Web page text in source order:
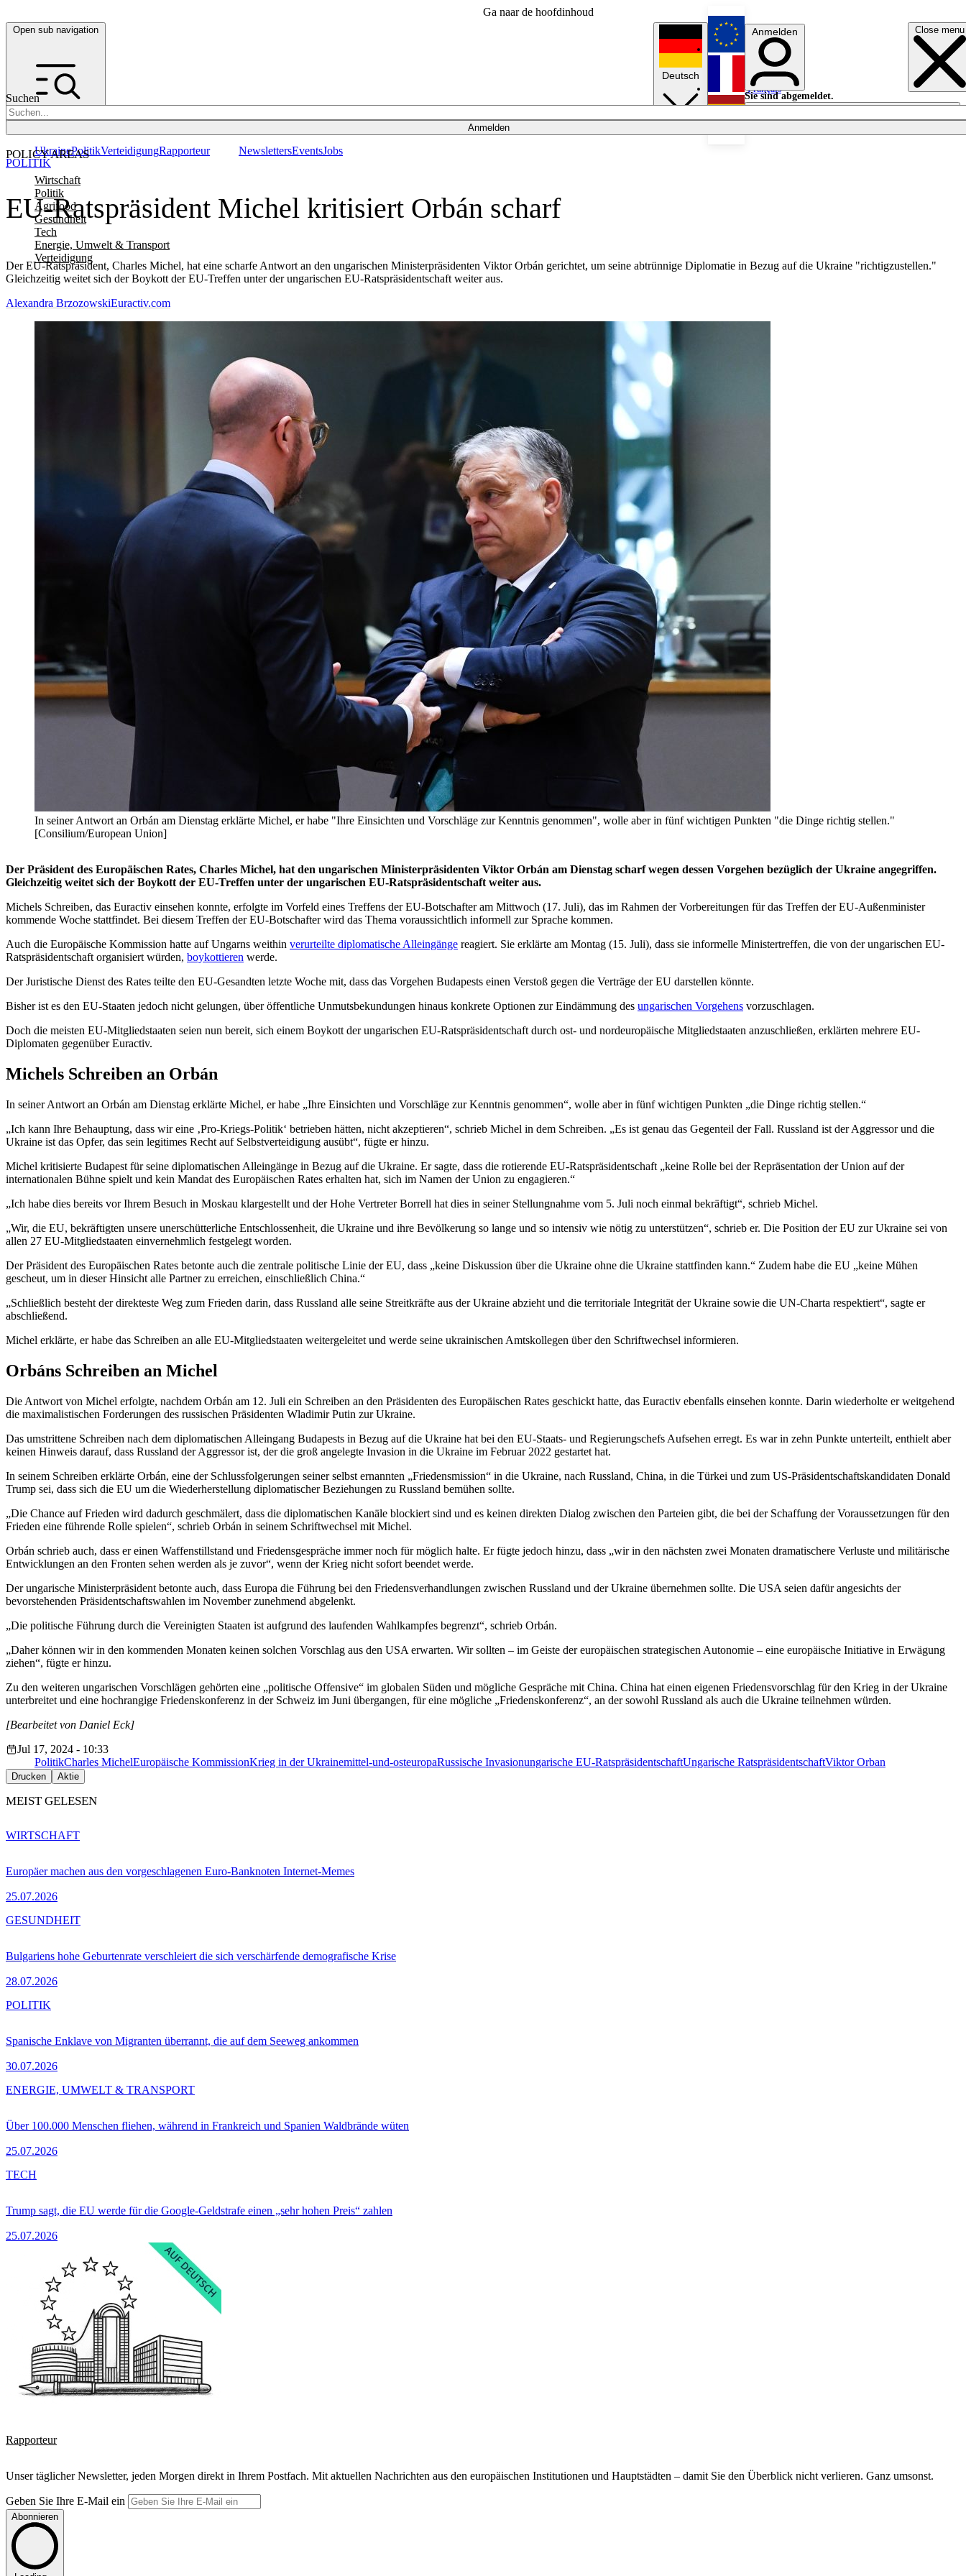
Ga naar de hoofdinhoud
Open sub navigation Close menu
Suchen
Anmelden
POLICY AREAS
Wirtschaft
Politik
Agrifood
Gesundheit
Tech
Energie, Umwelt & Transport
Verteidigung
UkrainePolitikVerteidigungRapporteur NewslettersEventsJobs
Deutsch
English
Français
Anmelden
Sie sind abgemeldet.
Anmelden
Licht aus
EU-Ratspräsident Michel kritisiert Orbán scharf
Der EU-Ratspräsident, Charles Michel, hat eine scharfe Antwort an den ungarischen Ministerpräsidenten Viktor Orbán gerichtet, um seine abtrünnige Diplomatie in Bezug auf die Ukraine "richtigzustellen."
Gleichzeitig weitet sich der Boykott der EU-Treffen unter der ungarischen EU-Ratspräsidentschaft weiter aus.
POLITIK
Alexandra BrzozowskiEuractiv.com
In seiner Antwort an Orbán am Dienstag erklärte Michel, er habe "Ihre Einsichten und Vorschläge zur Kenntnis genommen", wolle aber in fünf wichtigen Punkten "die Dinge richtig stellen."
[Consilium/European Union]
Der Präsident des Europäischen Rates, Charles Michel, hat den ungarischen Ministerpräsidenten Viktor Orbán am Dienstag scharf wegen dessen Vorgehen bezüglich der Ukraine angegriffen.
Gleichzeitig weitet sich der Boykott der EU-Treffen unter der ungarischen EU-Ratspräsidentschaft weiter aus.
Michels Schreiben, das Euractiv einsehen konnte, erfolgte im Vorfeld eines Treffens der EU-Botschafter am Mittwoch (17. Juli), das im Rahmen der Vorbereitungen für das Treffen der EU-Außenminister
kommende Woche stattfindet. Bei diesem Treffen der EU-Botschafter wird das Thema voraussichtlich informell zur Sprache kommen.
Auch die Europäische Kommission hatte auf Ungarns weithin verurteilte diplomatische Alleingänge reagiert. Sie erklärte am Montag (15. Juli), dass sie informelle Ministertreffen, die von der ungarischen EU-
Ratspräsidentschaft organisiert würden, boykottieren werde.
Der Juristische Dienst des Rates teilte den EU-Gesandten letzte Woche mit, dass das Vorgehen Budapests einen Verstoß gegen die Verträge der EU darstellen könnte.
Bisher ist es den EU-Staaten jedoch nicht gelungen, über öffentliche Unmutsbekundungen hinaus konkrete Optionen zur Eindämmung des ungarischen Vorgehens vorzuschlagen.
Doch die meisten EU-Mitgliedstaaten seien nun bereit, sich einem Boykott der ungarischen EU-Ratspräsidentschaft durch ost- und nordeuropäische Mitgliedstaaten anzuschließen, erklärten mehrere EU-
Diplomaten gegenüber Euractiv.
Michels Schreiben an Orbán
In seiner Antwort an Orbán am Dienstag erklärte Michel, er habe „Ihre Einsichten und Vorschläge zur Kenntnis genommen“, wolle aber in fünf wichtigen Punkten „die Dinge richtig stellen.“
„Ich kann Ihre Behauptung, dass wir eine ‚Pro-Kriegs-Politik‘ betrieben hätten, nicht akzeptieren“, schrieb Michel in dem Schreiben. „Es ist genau das Gegenteil der Fall. Russland ist der Aggressor und die
Ukraine ist das Opfer, das sein legitimes Recht auf Selbstverteidigung ausübt“, fügte er hinzu.
Michel kritisierte Budapest für seine diplomatischen Alleingänge in Bezug auf die Ukraine. Er sagte, dass die rotierende EU-Ratspräsidentschaft „keine Rolle bei der Repräsentation der Union auf der
internationalen Bühne spielt und kein Mandat des Europäischen Rates erhalten hat, sich im Namen der Union zu engagieren.“
„Ich habe dies bereits vor Ihrem Besuch in Moskau klargestellt und der Hohe Vertreter Borrell hat dies in seiner Stellungnahme vom 5. Juli noch einmal bekräftigt“, schrieb Michel.
„Wir, die EU, bekräftigten unsere unerschütterliche Entschlossenheit, die Ukraine und ihre Bevölkerung so lange und so intensiv wie nötig zu unterstützen“, schrieb er. Die Position der EU zur Ukraine sei von
allen 27 EU-Mitgliedstaaten einvernehmlich festgelegt worden.
Der Präsident des Europäischen Rates betonte auch die zentrale politische Linie der EU, dass „keine Diskussion über die Ukraine ohne die Ukraine stattfinden kann.“ Zudem habe die EU „keine Mühen
gescheut, um in dieser Hinsicht alle Partner zu erreichen, einschließlich China.“
„Schließlich besteht der direkteste Weg zum Frieden darin, dass Russland alle seine Streitkräfte aus der Ukraine abzieht und die territoriale Integrität der Ukraine sowie die UN-Charta respektiert“, sagte er
abschließend.
Michel erklärte, er habe das Schreiben an alle EU-Mitgliedstaaten weitergeleitet und werde seine ukrainischen Amtskollegen über den Schriftwechsel informieren.
Orbáns Schreiben an Michel
Die Antwort von Michel erfolgte, nachdem Orbán am 12. Juli ein Schreiben an den Präsidenten des Europäischen Rates geschickt hatte, das Euractiv ebenfalls einsehen konnte. Darin wiederholte er weitgehend
die maximalistischen Forderungen des russischen Präsidenten Wladimir Putin zur Ukraine.
Das umstrittene Schreiben nach dem diplomatischen Alleingang Budapests in Bezug auf die Ukraine hat bei den EU-Staats- und Regierungschefs Aufsehen erregt. Es war in zehn Punkte unterteilt, enthielt aber
keinen Hinweis darauf, dass Russland der Aggressor ist, der die groß angelegte Invasion in die Ukraine im Februar 2022 gestartet hat.
In seinem Schreiben erklärte Orbán, eine der Schlussfolgerungen seiner selbst ernannten „Friedensmission“ in die Ukraine, nach Russland, China, in die Türkei und zum US-Präsidentschaftskandidaten Donald
Trump sei, dass sich die EU um die Wiederherstellung diplomatischer Beziehungen zu Russland bemühen sollte.
„Die Chance auf Frieden wird dadurch geschmälert, dass die diplomatischen Kanäle blockiert sind und es keinen direkten Dialog zwischen den Parteien gibt, die bei der Schaffung der Voraussetzungen für den
Frieden eine führende Rolle spielen“, schrieb Orbán in seinem Schriftwechsel mit Michel.
Orbán schrieb auch, dass er einen Waffenstillstand und Friedensgespräche immer noch für möglich halte. Er fügte jedoch hinzu, dass „wir in den nächsten zwei Monaten dramatischere Verluste und militärische
Entwicklungen an den Fronten sehen werden als je zuvor“, wenn der Krieg nicht sofort beendet werde.
Der ungarische Ministerpräsident betonte auch, dass Europa die Führung bei den Friedensverhandlungen zwischen Russland und der Ukraine übernehmen sollte. Die USA seien dafür angesichts der
bevorstehenden Präsidentschaftswahlen im November zunehmend abgelenkt.
„Die politische Führung durch die Vereinigten Staaten ist aufgrund des laufenden Wahlkampfes begrenzt“, schrieb Orbán.
„Daher können wir in den kommenden Monaten keinen solchen Vorschlag aus den USA erwarten. Wir sollten – im Geiste der europäischen strategischen Autonomie – eine europäische Initiative in Erwägung
ziehen“, fügte er hinzu.
Zu den weiteren ungarischen Vorschlägen gehörten eine „politische Offensive“ im globalen Süden und mögliche Gespräche mit China. China hat einen eigenen Friedensvorschlag für den Krieg in der Ukraine
unterbreitet und eine hochrangige Friedenskonferenz in der Schweiz im Juni übergangen, für eine mögliche „Friedenskonferenz“, an der sowohl Russland als auch die Ukraine teilnehmen würden.
[Bearbeitet von Daniel Eck]
Jul 17, 2024 - 10:33
PolitikCharles MichelEuropäische KommissionKrieg in der Ukrainemittel-und-osteuropaRussische Invasionungarische EU-RatspräsidentschaftUngarische RatspräsidentschaftViktor Orban
Drucken Aktie
MEIST GELESEN
Europäer machen aus den vorgeschlagenen Euro-Banknoten Internet-Memes
25.07.2026
WIRTSCHAFT
Bulgariens hohe Geburtenrate verschleiert die sich verschärfende demografische Krise
28.07.2026
GESUNDHEIT
Spanische Enklave von Migranten überrannt, die auf dem Seeweg ankommen
30.07.2026
POLITIK
Über 100.000 Menschen fliehen, während in Frankreich und Spanien Waldbrände wüten
25.07.2026
ENERGIE, UMWELT & TRANSPORT
Trump sagt, die EU werde für die Google-Geldstrafe einen „sehr hohen Preis“ zahlen
25.07.2026
TECH
Rapporteur
Unser täglicher Newsletter, jeden Morgen direkt in Ihrem Postfach. Mit aktuellen Nachrichten aus den europäischen Institutionen und Hauptstädten – damit Sie den Überblick nicht verlieren. Ganz umsonst.
Geben Sie Ihre E-Mail ein
Abonnieren